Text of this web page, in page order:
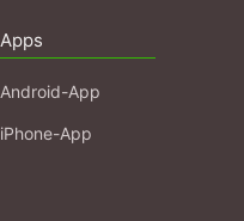
Apps
Android-App
iPhone-App